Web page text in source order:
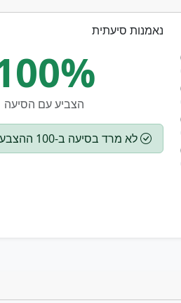
נאמנות סיעתית
הצביע עם הסיעה
לא מרד בסיעה ב-100 ההצבעות האחרונות